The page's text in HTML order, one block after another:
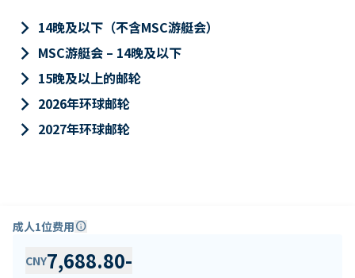
keyboard_arrow_right 14晚及以下（不含MSC游艇会）
keyboard_arrow_right MSC游艇会 – 14晚及以下
keyboard_arrow_right 15晚及以上的邮轮
keyboard_arrow_right 2026年环球邮轮
keyboard_arrow_right 2027年环球邮轮
成人1位费用info
CNY7,688.80-